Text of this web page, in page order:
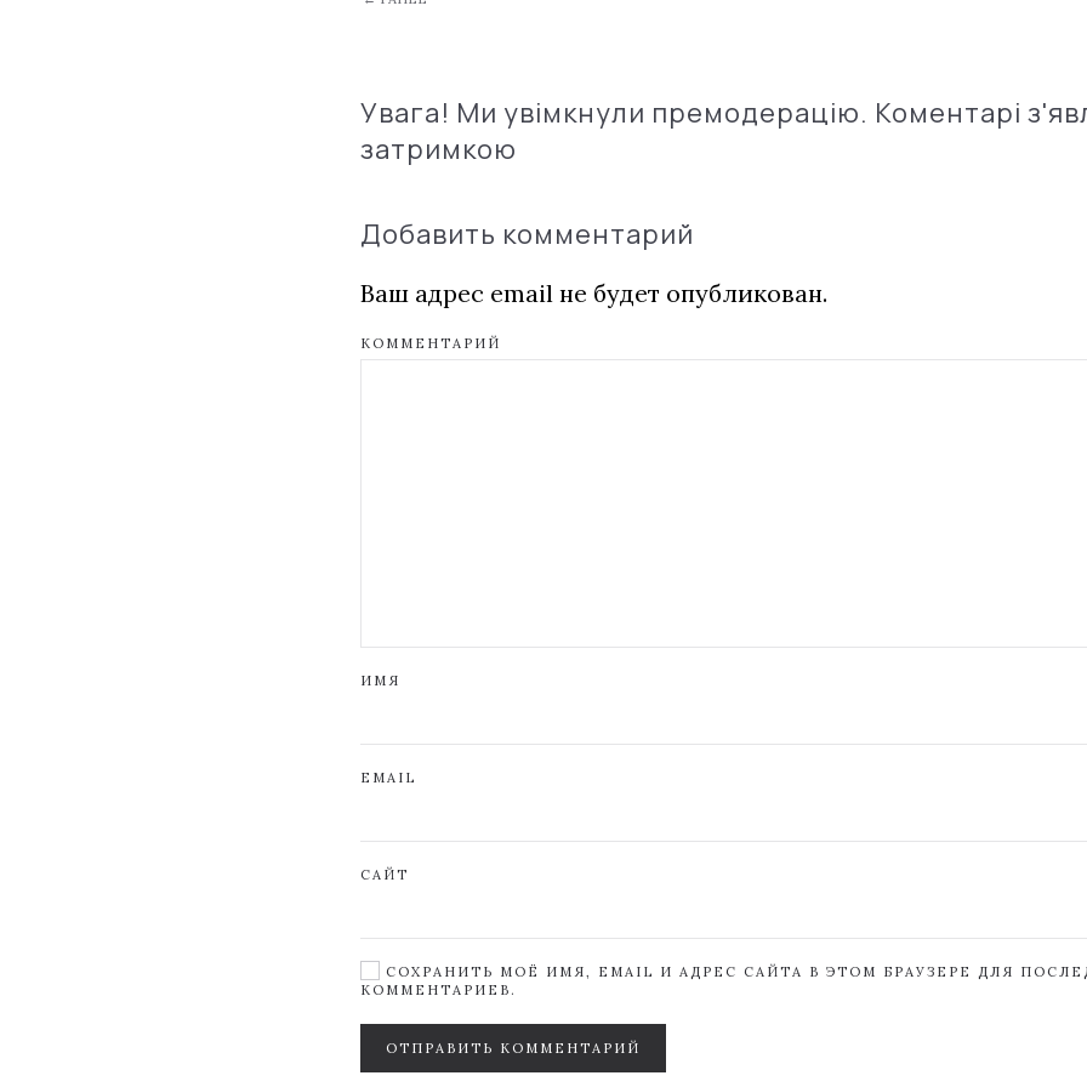
Увага! Ми увімкнули премодерацію. Коментарі
затримкою
Добавить комментарий
Ваш адрес email не будет опубликован.
КОММЕНТАРИЙ
ИМЯ
EMAIL
САЙТ
СОХРАНИТЬ МОЁ ИМЯ, EMAIL И АДРЕС САЙТА В ЭТОМ БРАУЗЕРЕ ДЛЯ
КОММЕНТАРИЕВ.
ОТПРАВИТЬ КОММЕНТАРИЙ